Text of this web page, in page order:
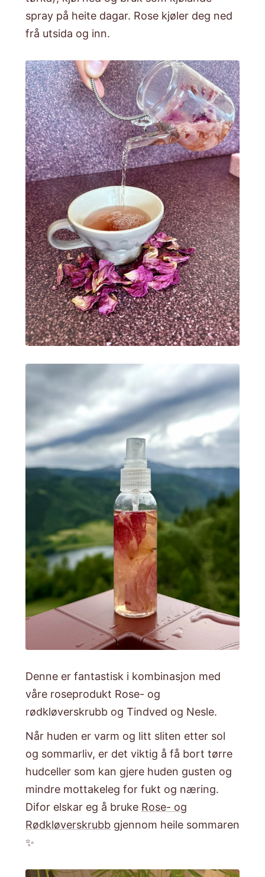
spray på heite dagar. Rose kjøler deg ned
frå utsida og inn.
Denne er fantastisk i kombinasjon med
våre roseprodukt Rose- og
rødkløverskrubb og Tindved og Nesle.
Når huden er varm og litt sliten etter sol
og sommarliv, er det viktig å få bort tørre
hudceller som kan gjere huden gusten og
mindre mottakeleg for fukt og næring.
Difor elskar eg å bruke Rose- og
Rødkløverskrubbgjennom heile sommaren
✨